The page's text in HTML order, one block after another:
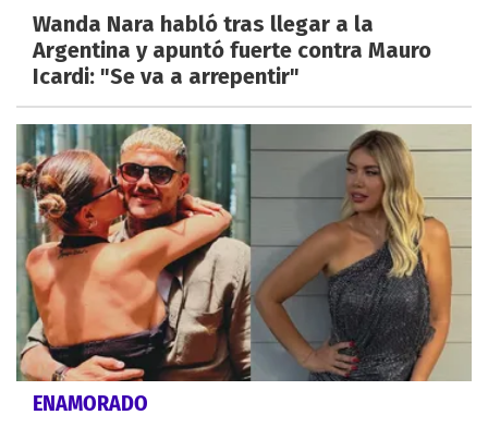
Wanda Nara habló tras llegar a la
Argentina y apuntó fuerte contra Mauro
Icardi: "Se va a arrepentir"
ENAMORADO